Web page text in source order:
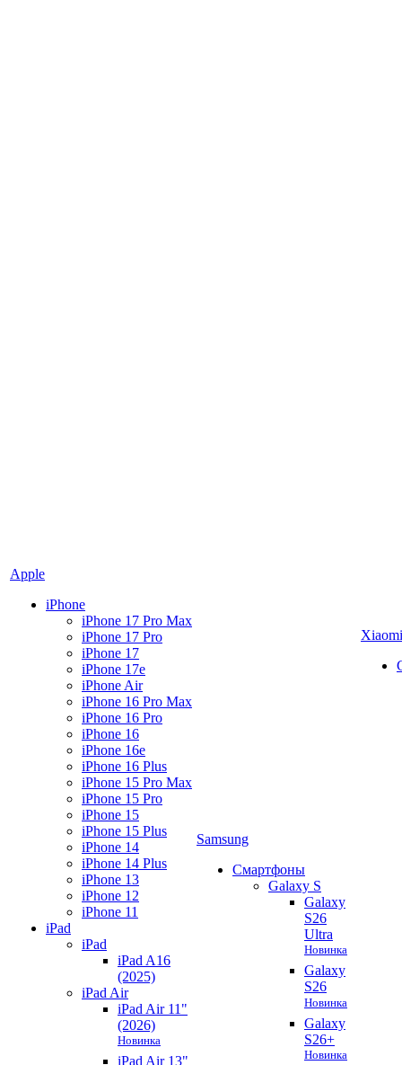
Apple
iPhone
iPhone 17 Pro Max
iPhone 17 Pro
iPhone 17
iPhone 17e
iPhone Air
iPhone 16 Pro Max
iPhone 16 Pro
iPhone 16
iPhone 16e
iPhone 16 Plus
iPhone 15 Pro Max
iPhone 15 Pro
iPhone 15
iPhone 15 Plus
iPhone 14
iPhone 14 Plus
iPhone 13
iPhone 12
iPhone 11
iPad
iPad
iPad A16
(2025)
iPad Air
iPad Air 11"
(2026)
Новинка
iPad Air 13"
Samsung
Смартфоны
Galaxy S
Galaxy
S26
Ultra
Новинка
Galaxy
S26
Новинка
Galaxy
S26+
Новинка
Xiaomi